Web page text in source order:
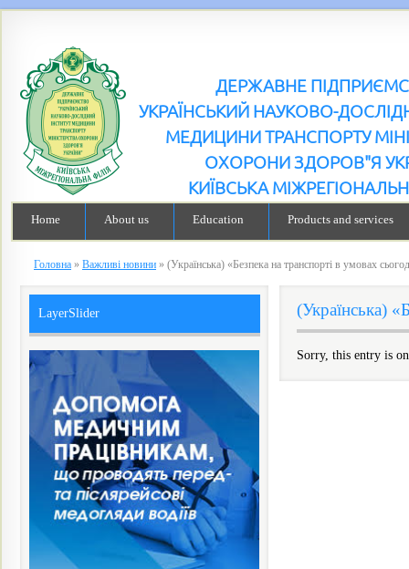
ДЕРЖАВНЕ
УКРАЇНСЬКИЙ НАУКОВО-
МЕДИЦИНИ ТРАНСПОРТУ
ОХОРОНИ ЗДОРОВ"Я
КИЇВСЬКА
Home About us Education Products and services
Головна » Важливі новини » (Українська) «Безпека на транспорті в умовах
(Українська)
Sorry, this entry is
LayerSlider